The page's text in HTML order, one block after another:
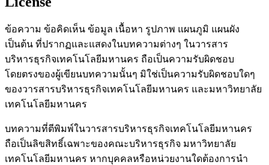
ข้อความ ข้อคิดเห็น ข้อมูล เนื้อหา รูปภาพ แผนภูมิ แผนผัง
เป็นต้น ที่ปรากฏและแสดงในบทความต่างๆ ในวารสาร
บริหารธุรกิจเทคโนโลยีมหานคร ถือเป็นความรับผิดชอบ
โดยตรงของผู้เขียนบทความนั้นๆ มิใช่เป็นความรับผิดชอบใดๆ
ของวารสารบริหารธุรกิจเทคโนโลยีมหานคร และมหาวิทยาลัย
เทคโนโลยีมหานคร
บทความที่ตีพิมพ์ในวารสารบริหารธุรกิจเทคโนโลยีมหานคร
ถือเป็นลิขสิทธิ์เฉพาะของคณะบริหารธุรกิจ มหาวิทยาลัย
เทคโนโลยีมหานคร หากบุคคลหรือหน่วยงานใดต้องการนำ